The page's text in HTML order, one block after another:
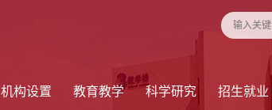
机构设置 教育教学 科学研究 招生就业